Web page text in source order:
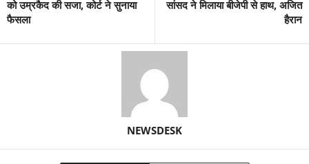
को उम्रकैद की सजा, कोर्ट ने सुनाया
फैसला
सांसद ने मिलाया बीजेपी से हाथ, अजित
हैरान
NEWSDESK